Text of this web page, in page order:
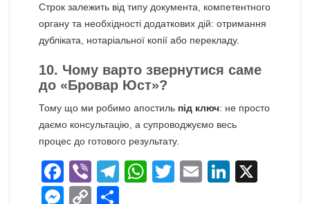
Строк залежить від типу документа, компетентного
органу та необхідності додаткових дій: отримання
дубліката, нотаріальної копії або перекладу.
10. Чому варто звернутися саме
до «Бровар Юст»?
Тому що ми робимо апостиль під ключ: не просто
даємо консультацію, а супроводжуємо весь
процес до готового результату.
F
a
Vi
b
T
W
T
E
Li
M
C